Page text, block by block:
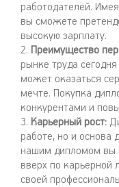
работодателей.
вы сможете
высокую зарплату.
Преимущество
рынке труда
может оказаться
мечте. Покупка
конкурентами и
Карьерный рост:
работе, но и основа
нашим дипломом вы
вверх по карьерной
своей